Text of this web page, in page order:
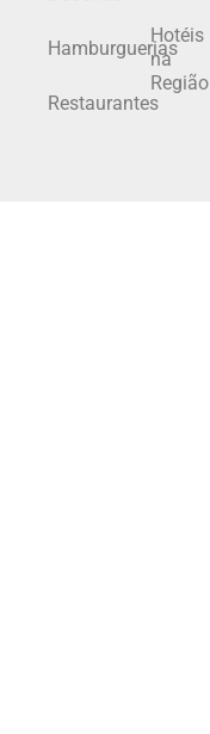
Hamburguerias
Restaurantes
Hotéis
na
Região